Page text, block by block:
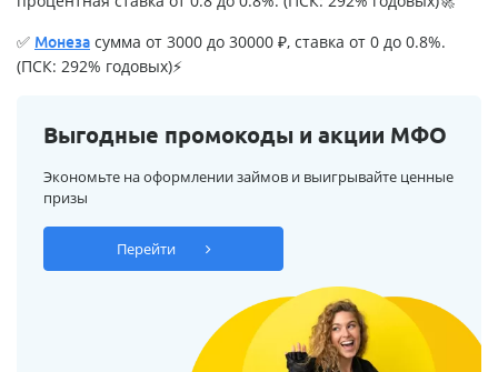
✅ Монеза сумма от 3000 до 30000 ₽, ставка от 0 до 0.8%.
(ПСК: 292% годовых)⚡
Выгодные промокоды и акции МФО
Экономьте на оформлении займов и выигрывайте ценные
призы
Перейти